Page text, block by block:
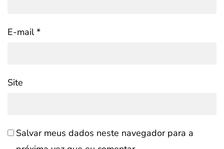
E-mail*
Site
Salvar meus dados neste navegador para a